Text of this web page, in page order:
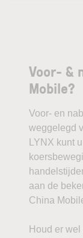
Voor- &
Mobile?
Voor- en
weggelegd
LYNX kunt
aan de
China
Houd er